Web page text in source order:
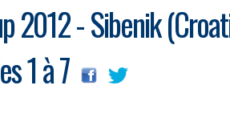
2012 - Sibenik
1 à 7